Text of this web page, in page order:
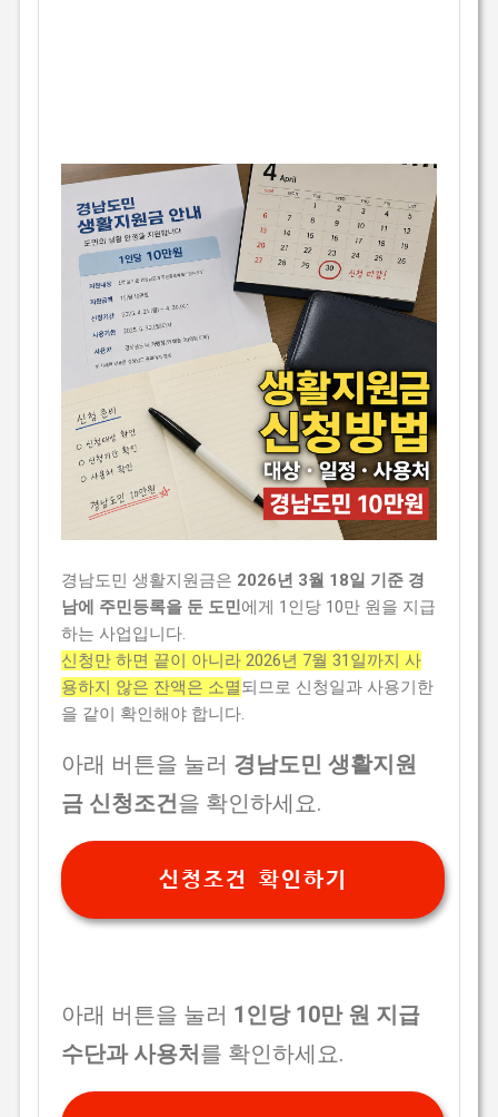
경남도민 생활지원금은 2026년 3월 18일 기준 경
남에 주민등록을 둔 도민에게 1인당 10만 원을 지급
하는 사업입니다.
신청만 하면 끝이 아니라 2026년 7월 31일까지 사
용하지 않은 잔액은 소멸되므로 신청일과 사용기한
을 같이 확인해야 합니다.
아래 버튼을 눌러 경남도민 생활지원
금 신청조건을 확인하세요.
신청조건 확인하기
아래 버튼을 눌러 1인당 10만 원 지급
수단과 사용처를 확인하세요.